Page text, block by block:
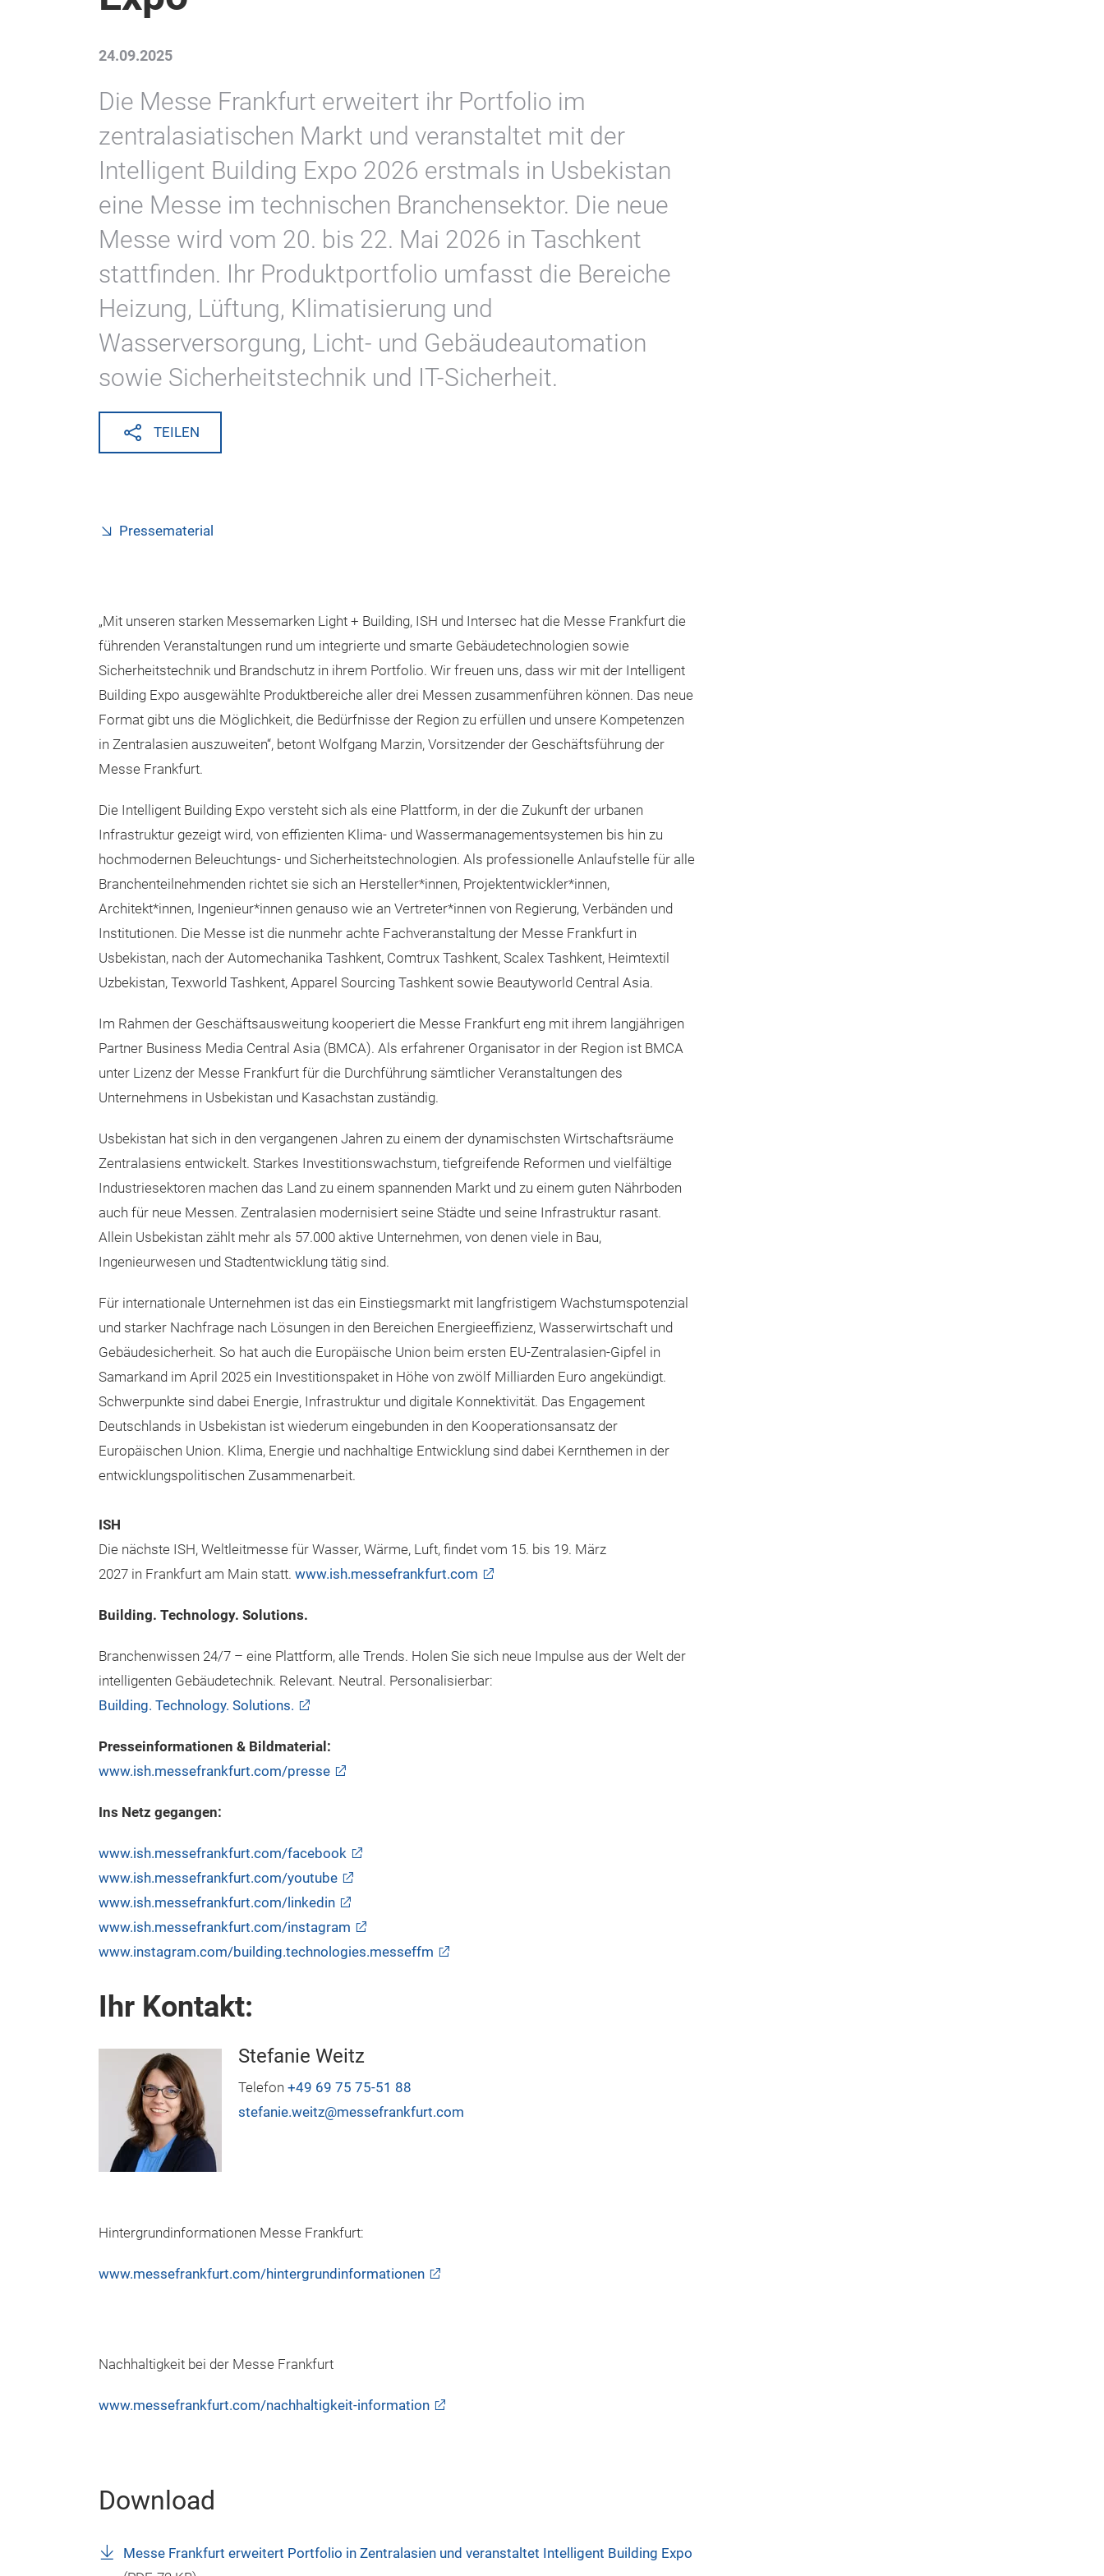
24.09.2025
Die Messe Frankfurt erweitert ihr Portfolio im
zentralasiatischen Markt und veranstaltet mit der
Intelligent Building Expo 2026 erstmals in Usbekistan
eine Messe im technischen Branchensektor. Die neue
Messe wird vom 20. bis 22. Mai 2026 in Taschkent
stattfinden. Ihr Produktportfolio umfasst die Bereiche
Heizung, Lüftung, Klimatisierung und
Wasserversorgung, Licht- und Gebäudeautomation
sowie Sicherheitstechnik und IT-Sicherheit.
TEILEN
Pressematerial
„Mit unseren starken Messemarken Light + Building, ISH und Intersec hat die Messe Frankfurt die
führenden Veranstaltungen rund um integrierte und smarte Gebäudetechnologien sowie
Sicherheitstechnik und Brandschutz in ihrem Portfolio. Wir freuen uns, dass wir mit der Intelligent
Building Expo ausgewählte Produktbereiche aller drei Messen zusammenführen können. Das neue
Format gibt uns die Möglichkeit, die Bedürfnisse der Region zu erfüllen und unsere Kompetenzen
in Zentralasien auszuweiten“, betont Wolfgang Marzin, Vorsitzender der Geschäftsführung der
Messe Frankfurt.
Die Intelligent Building Expo versteht sich als eine Plattform, in der die Zukunft der urbanen
Infrastruktur gezeigt wird, von effizienten Klima- und Wassermanagementsystemen bis hin zu
hochmodernen Beleuchtungs- und Sicherheitstechnologien. Als professionelle Anlaufstelle für alle
Branchenteilnehmenden richtet sie sich an Hersteller*innen, Projektentwickler*innen,
Architekt*innen, Ingenieur*innen genauso wie an Vertreter*innen von Regierung, Verbänden und
Institutionen. Die Messe ist die nunmehr achte Fachveranstaltung der Messe Frankfurt in
Usbekistan, nach der Automechanika Tashkent, Comtrux Tashkent, Scalex Tashkent, Heimtextil
Uzbekistan, Texworld Tashkent, Apparel Sourcing Tashkent sowie Beautyworld Central Asia.
Im Rahmen der Geschäftsausweitung kooperiert die Messe Frankfurt eng mit ihrem langjährigen
Partner Business Media Central Asia (BMCA). Als erfahrener Organisator in der Region ist BMCA
unter Lizenz der Messe Frankfurt für die Durchführung sämtlicher Veranstaltungen des
Unternehmens in Usbekistan und Kasachstan zuständig.
Usbekistan hat sich in den vergangenen Jahren zu einem der dynamischsten Wirtschaftsräume
Zentralasiens entwickelt. Starkes Investitionswachstum, tiefgreifende Reformen und vielfältige
Industriesektoren machen das Land zu einem spannenden Markt und zu einem guten Nährboden
auch für neue Messen. Zentralasien modernisiert seine Städte und seine Infrastruktur rasant.
Allein Usbekistan zählt mehr als 57.000 aktive Unternehmen, von denen viele in Bau,
Ingenieurwesen und Stadtentwicklung tätig sind.
Für internationale Unternehmen ist das ein Einstiegsmarkt mit langfristigem Wachstumspotenzial
und starker Nachfrage nach Lösungen in den Bereichen Energieeffizienz, Wasserwirtschaft und
Gebäudesicherheit. So hat auch die Europäische Union beim ersten EU-Zentralasien-Gipfel in
Samarkand im April 2025 ein Investitionspaket in Höhe von zwölf Milliarden Euro angekündigt.
Schwerpunkte sind dabei Energie, Infrastruktur und digitale Konnektivität. Das Engagement
Deutschlands in Usbekistan ist wiederum eingebunden in den Kooperationsansatz der
Europäischen Union. Klima, Energie und nachhaltige Entwicklung sind dabei Kernthemen in der
entwicklungspolitischen Zusammenarbeit.
ISH
Die nächste ISH, Weltleitmesse für Wasser, Wärme, Luft, findet vom 15. bis 19. März
2027 in Frankfurt am Main statt. www.ish.messefrankfurt.com
Building. Technology. Solutions.
Branchenwissen 24/7 – eine Plattform, alle Trends. Holen Sie sich neue Impulse aus der Welt der
intelligenten Gebäudetechnik. Relevant. Neutral. Personalisierbar:
Building. Technology. Solutions.
Presseinformationen & Bildmaterial:
www.ish.messefrankfurt.com/presse
Ins Netz gegangen:
www.ish.messefrankfurt.com/facebook
www.ish.messefrankfurt.com/youtube
www.ish.messefrankfurt.com/linkedin
www.ish.messefrankfurt.com/instagram
www.instagram.com/building.technologies.messeffm
Ihr Kontakt:
Stefanie Weitz
Telefon +49 69 75 75-51 88
stefanie.weitz@messefrankfurt.com
Hintergrundinformationen Messe Frankfurt:
www.messefrankfurt.com/hintergrundinformationen
Nachhaltigkeit bei der Messe Frankfurt
www.messefrankfurt.com/nachhaltigkeit-information
Download
Messe Frankfurt erweitert Portfolio in Zentralasien und veranstaltet Intelligent Building Expo